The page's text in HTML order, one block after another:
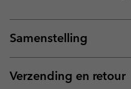
Samenstelling
Verzending en retour